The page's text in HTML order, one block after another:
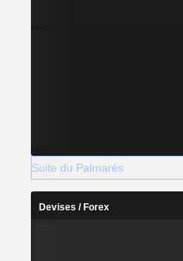
Suite du Palmarès
Devises / Forex